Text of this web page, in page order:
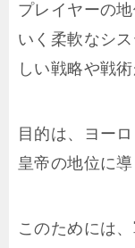
プレイヤーの
いく柔軟なシ
しい戦略や戦
目的は、ヨー
皇帝の地位に導
このためには